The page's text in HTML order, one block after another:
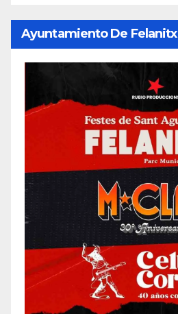
Ayuntamiento De Felanitx